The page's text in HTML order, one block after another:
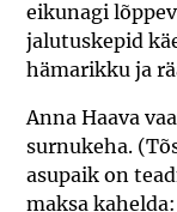
eikunagi
jalutuskepid
hämarikku ja
Anna Haava
surnukeha.
asupaik on
maksa